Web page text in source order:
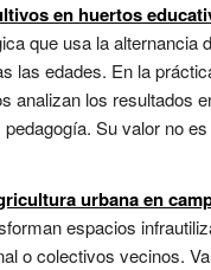
en huertos
que usa la
las edades. En la
analizan los resultados
Su valor no
urbana en
espacios
o colectivos vecinos.